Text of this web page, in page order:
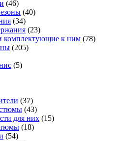
(46)
(40)
(34)
(23)
к ним (78)
(205)
(5)
(37)
(43)
для них (15)
(18)
(54)